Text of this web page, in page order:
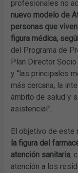
profesionales no
nuevo modelo de
personas que
figura médica,
del Programa de
Plan Director
y “las principales
más cercana, la
ámbito de salud y
asistencial”.
El objetivo de este
la figura del
atención sanitaria,
atención a los